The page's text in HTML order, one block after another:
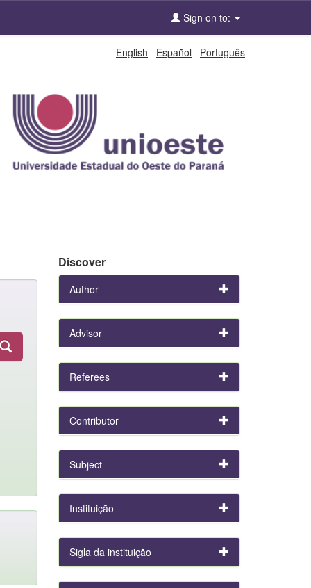
Sign on to:
English Español Português
Discover
Author
Advisor
Referees
Contributor
Subject
Instituição
Sigla da instituição